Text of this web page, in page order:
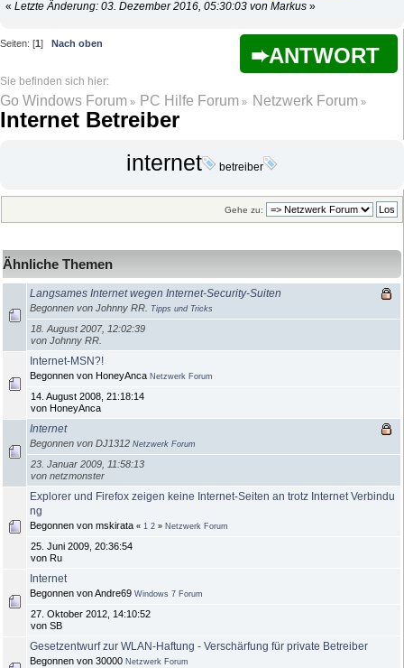
«Letzte Änderung: 03. Dezember 2016, 05:30:03 von Markus »
ANTWORT
Seiten: [1] Nach oben
Go Windows Forum » PC Hilfe Forum » Netzwerk Forum»
Internet Betreiber
internet betreiber
Gehe zu:
Ähnliche Themen
Langsames Internet wegen Internet-Security-Suiten
Begonnen von Johnny RR. Tipps und Tricks
18. August 2007, 12:02:39
von Johnny RR.
Internet-MSN?!
Begonnen von HoneyAnca Netzwerk Forum
14. August 2008, 21:18:14
von HoneyAnca
Internet
Begonnen von DJ1312 Netzwerk Forum
23. Januar 2009, 11:58:13
von netzmonster
Explorer und Firefox zeigen keine Internet-Seiten an trotz Internet Verbindu
ng
Begonnen von mskirata « 1 2 » Netzwerk Forum
25. Juni 2009, 20:36:54
von Ru
Internet
Begonnen von Andre69 Windows 7 Forum
27. Oktober 2012, 14:10:52
von SB
Gesetzentwurf zur WLAN-Haftung - Verschärfung für private Betreiber
Begonnen von 30000 Netzwerk Forum